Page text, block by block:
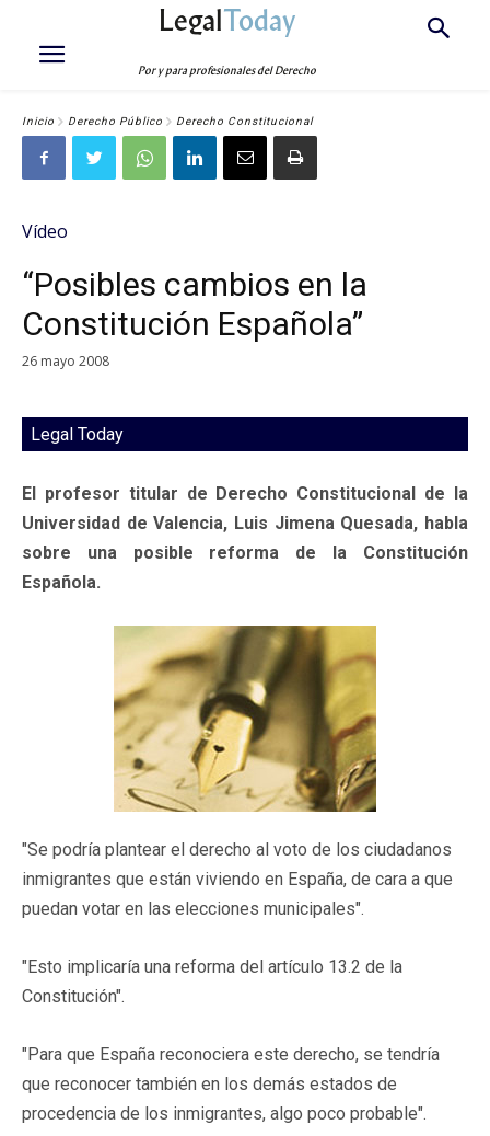
LegalToday
Por y para profesionales del Derecho
Inicio Derecho Público Derecho Constitucional
Vídeo
“Posibles cambios en la
Constitución Española”
26 mayo 2008
Legal Today
El profesor titular de Derecho Constitucional de la
Universidad de Valencia, Luis Jimena Quesada, habla
sobre una posible reforma de la Constitución
Española.
"Se podría plantear el derecho al voto de los ciudadanos
inmigrantes que están viviendo en España, de cara a que
puedan votar en las elecciones municipales".
"Esto implicaría una reforma del artículo 13.2 de la
Constitución".
"Para que España reconociera este derecho, se tendría
que reconocer también en los demás estados de
procedencia de los inmigrantes, algo poco probable".